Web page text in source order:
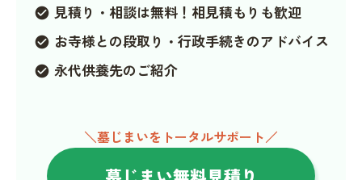
check_circle 見積り・相談は無料！相見積もりも歓迎
check_circle お寺様との段取り・行政手続きのアドバイス
check_circle 永代供養先のご紹介
＼墓じまいをトータルサポート／